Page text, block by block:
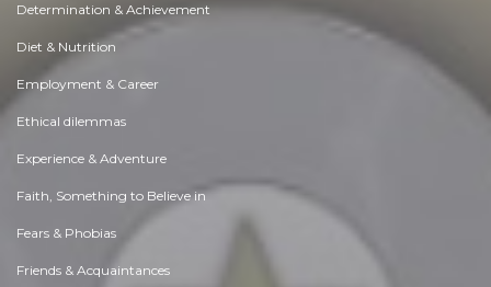
Determination & Achievement
Diet & Nutrition
Employment & Career
Ethical dilemmas
Experience & Adventure
Faith, Something to Believe in
Fears & Phobias
Friends & Acquaintances